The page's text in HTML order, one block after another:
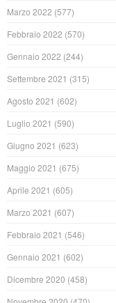
Marzo 2022 (577)
Febbraio 2022 (570)
Gennaio 2022 (244)
Settembre 2021 (315)
Agosto 2021 (602)
Luglio 2021 (590)
Giugno 2021 (623)
Maggio 2021 (675)
Aprile 2021 (605)
Marzo 2021 (607)
Febbraio 2021 (546)
Gennaio 2021 (602)
Dicembre 2020 (458)